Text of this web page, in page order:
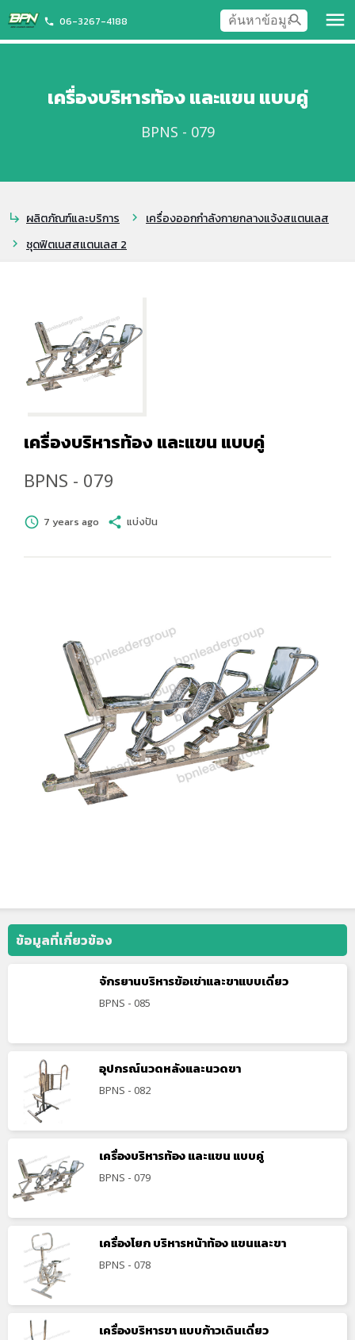
phone 06-3267-4188 menu
search
เครื่องบริหารท้อง และแขน แบบคู่
BPNS - 079
subdirectory_arrow_right ผลิตภัณฑ์และบริการ chevron_right เครื่องออกกำลังกายกลางแจ้งสแตนเลส
chevron_right ชุดฟิตเนสสแตนเลส 2
เครื่องบริหารท้อง และแขน แบบคู่
BPNS - 079
schedule 7 years ago share แบ่งปัน
ข้อมูลที่เกี่ยวข้อง
จักรยานบริหารข้อเข่าและขาแบบเดี่ยว
BPNS - 085
อุปกรณ์นวดหลังและนวดขา
BPNS - 082
เครื่องบริหารท้อง และแขน แบบคู่
BPNS - 079
เครื่องโยก บริหารหน้าท้อง แขนและขา
BPNS - 078
เครื่องบริหารขา แบบก้าวเดินเดี่ยว